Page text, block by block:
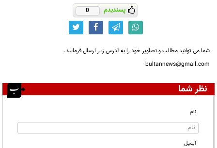
پسندیدم 0
شما می توانید مطالب و تصاویر خود را به آدرس زیر ارسال فرمایید.
bultannews@gmail.com
نظر شما
نام
ایمیل